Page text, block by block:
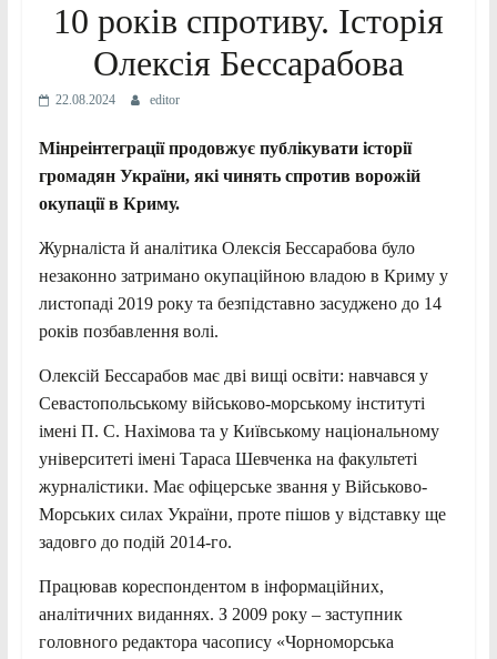
10 років спротиву. Історія
Олексія Бессарабова
22.08.2024 editor
Мінреінтеграції продовжує публікувати історії
громадян України, які чинять спротив ворожій
окупації в Криму.
Журналіста й аналітика Олексія Бессарабова було
незаконно затримано окупаційною владою в Криму у
листопаді 2019 року та безпідставно засуджено до 14
років позбавлення волі.
Олексій Бессарабов має дві вищі освіти: навчався у
Севастопольському військово-морському інституті
імені П. С. Нахімова та у Київському національному
університеті імені Тараса Шевченка на факультеті
журналістики. Має офіцерське звання у Військово-
Морських силах України, проте пішов у відставку ще
задовго до подій 2014-го.
Працював кореспондентом в інформаційних,
аналітичних виданнях. З 2009 року – заступник
головного редактора часопису «Чорноморська